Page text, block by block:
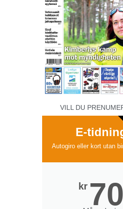
VILL DU
E-
Autogiro eller kort utan
kr 70